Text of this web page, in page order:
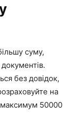
суму,
без довідок,
на
50000